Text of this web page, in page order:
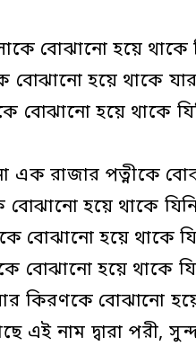
বোঝানো হয়ে
বোঝানো হয়ে থাকে
বোঝানো হয়ে থাকে
এক রাজার পত্নীকে
বোঝানো হয়ে থাকে
বোঝানো হয়ে থাকে
বোঝানো হয়ে থাকে
কিরণকে বোঝানো
নাম দ্বারা পরী,